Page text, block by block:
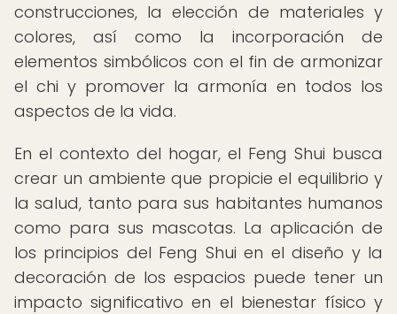
construcciones, la elección de materiales y
colores, así como la incorporación de
elementos simbólicos con el fin de armonizar
el chi y promover la armonía en todos los
aspectos de la vida.
En el contexto del hogar, el Feng Shui busca
crear un ambiente que propicie el equilibrio y
la salud, tanto para sus habitantes humanos
como para sus mascotas. La aplicación de
los principios del Feng Shui en el diseño y la
decoración de los espacios puede tener un
impacto significativo en el bienestar físico y